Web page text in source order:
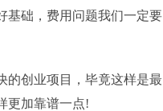
基础，费用问题我们一定要
创业项目，毕竟这样是最
更加靠谱一点!